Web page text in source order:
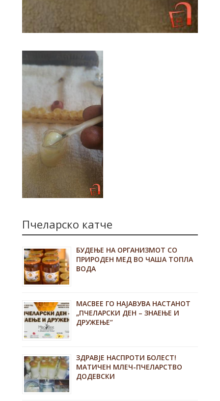
Пчеларско катче
БУДЕЊЕ НА ОРГАНИЗМОТ СО
ПРИРОДЕН МЕД ВО ЧАША ТОПЛА
ВОДА
MACBEE ГО НАЈАВУВА НАСТАНОТ
„ПЧЕЛАРСКИ ДЕН – ЗНАЕЊЕ И
ДРУЖЕЊЕ“
ЗДРАВЈЕ НАСПРОТИ БОЛЕСТ!
МАТИЧЕН МЛЕЧ-ПЧЕЛАРСТВО
ДОДЕВСКИ